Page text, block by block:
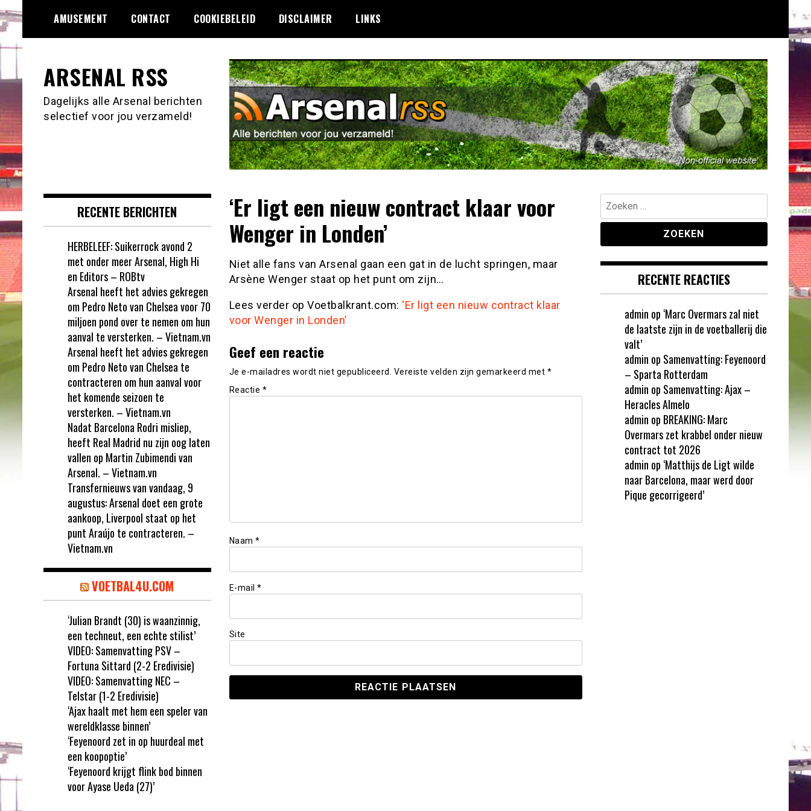
naar
de
inhoud
AMUSEMENT CONTACT COOKIEBELEID DISCLAIMER LINKS
ARSENAL RSS
Dagelijks alle Arsenal berichten
selectief voor jou verzameld!
‘Er ligt een nieuw contract klaar voor
Wenger in Londen’
Niet alle fans van Arsenal gaan een gat in de lucht springen, maar
Arsène Wenger staat op het punt om zijn…
Lees verder op Voetbalkrant.com: ‘Er ligt een nieuw contract klaar
voor Wenger in Londen’
Geef een reactie
Je e-mailadres wordt niet gepubliceerd. Vereiste velden zijn gemarkeerd met *
Reactie *
Naam *
E-mail *
Site
RECENTE BERICHTEN
HERBELEEF: Suikerrock avond 2
met onder meer Arsenal, High Hi
en Editors – ROBtv
Arsenal heeft het advies gekregen
om Pedro Neto van Chelsea voor 70
miljoen pond over te nemen om hun
aanval te versterken. – Vietnam.vn
Arsenal heeft het advies gekregen
om Pedro Neto van Chelsea te
contracteren om hun aanval voor
het komende seizoen te
versterken. – Vietnam.vn
Nadat Barcelona Rodri misliep,
heeft Real Madrid nu zijn oog laten
vallen op Martin Zubimendi van
Arsenal. – Vietnam.vn
Transfernieuws van vandaag, 9
augustus: Arsenal doet een grote
aankoop, Liverpool staat op het
punt Araújo te contracteren. –
Vietnam.vn
VOETBAL4U.COM
‘Julian Brandt (30) is waanzinnig,
een techneut, een echte stilist’
VIDEO: Samenvatting PSV –
Fortuna Sittard (2-2 Eredivisie)
VIDEO: Samenvatting NEC –
Telstar (1-2 Eredivisie)
‘Ajax haalt met hem een speler van
wereldklasse binnen’
‘Feyenoord zet in op huurdeal met
een koopoptie’
‘Feyenoord krijgt flink bod binnen
voor Ayase Ueda (27)’
Zoeken
naar:
RECENTE REACTIES
admin op ‘Marc Overmars zal niet
de laatste zijn in de voetballerij die
valt’
admin op Samenvatting: Feyenoord
– Sparta Rotterdam
admin op Samenvatting: Ajax –
Heracles Almelo
admin op BREAKING: Marc
Overmars zet krabbel onder nieuw
contract tot 2026
admin op ‘Matthijs de Ligt wilde
naar Barcelona, maar werd door
Pique gecorrigeerd’